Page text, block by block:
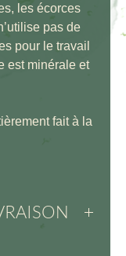
les écorces
pas de
pour le travail
est minérale et
fait à la